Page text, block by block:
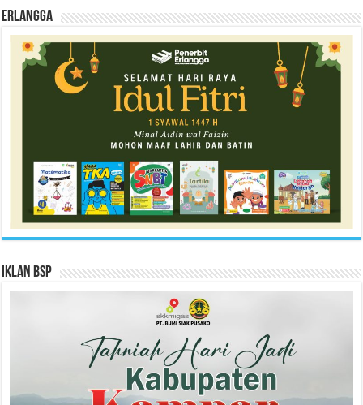
Erlangga
Iklan BSP